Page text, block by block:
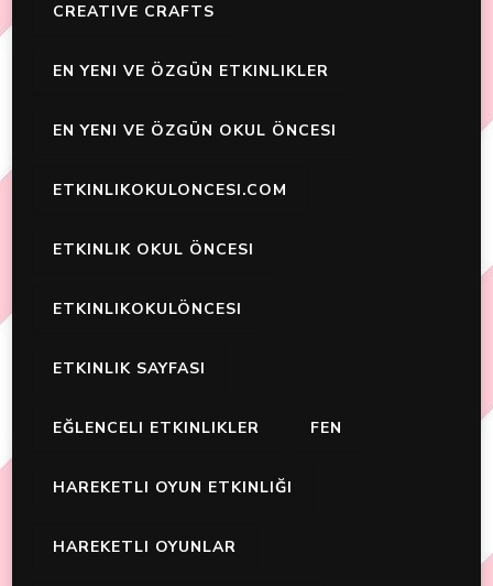
CREATIVE CRAFTS
EN YENI VE ÖZGÜN ETKINLIKLER
EN YENI VE ÖZGÜN OKUL ÖNCESI
ETKINLIKOKULONCESI.COM
ETKINLIK OKUL ÖNCESI
ETKINLIKOKULÖNCESI
ETKINLIK SAYFASI
EĞLENCELI ETKINLIKLER FEN
HAREKETLI OYUN ETKINLIĞI
HAREKETLI OYUNLAR